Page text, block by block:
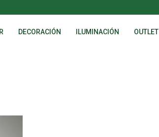
DECORACIÓN ILUMINACIÓN OUTLET